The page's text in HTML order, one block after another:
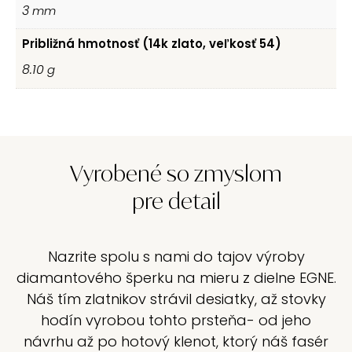
3mm
Približná hmotnosť (14k zlato, veľkosť 54)
8.10g
Vyrobené so zmyslom
pre detail
Nazrite spolu s nami do tajov výroby
diamantového šperku na mieru z dielne EGNE.
Náš tím zlatnikov strávil desiatky, až stovky
hodín vyrobou tohto prsteňa- od jeho
návrhu až po hotový klenot, ktorý náš fasér